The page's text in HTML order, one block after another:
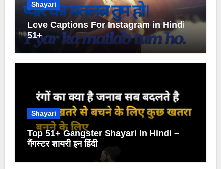
Shayari
Love Captions For Instagram in Hindi
51+
Shayari
Top 51+ Gangster Shayari In Hindi –
गैंगस्टर शायरी इन हिंदी